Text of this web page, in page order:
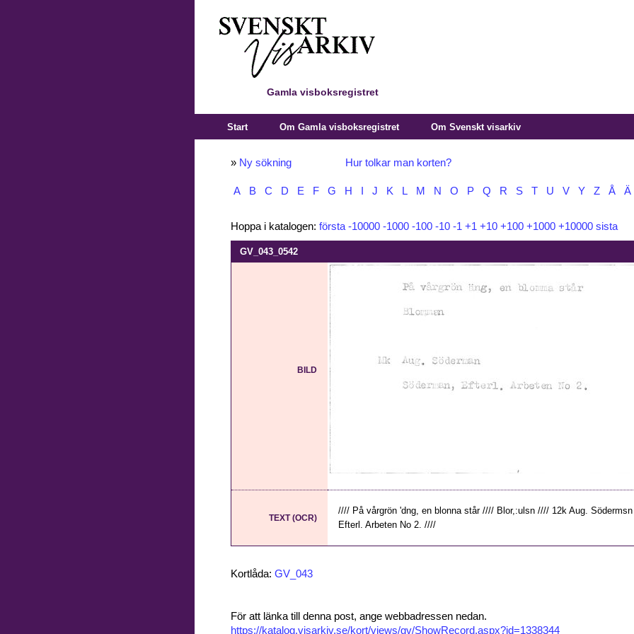
Gamla visboksregistret
Start Om Gamla visboksregistret Om Svenskt visarkiv
» Ny sökning Hur tolkar man korten?
A B C D E F G H J K L M N O P Q R S T U V Y Z Å Ä
Hoppa i katalogen: första -10000 -1000 -100 -10 -1 +1 +10 +100 +1000 +10000 sista
GV_043_0542
BILD
TEXT (OCR)
//// På vårgrön 'dng, en blonna står //// Blor,:ulsn //// 12k Aug.
Efterl. Arbeten No 2. ////
Kortlåda: GV_043
För att länka till denna post, ange webbadressen nedan.
https://katalog.visarkiv.se/kort/views/gv/ShowRecord.aspx?id=1338344